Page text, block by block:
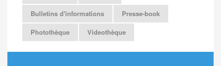
Bulletins d'informations
Presse-book
Photothèque
Videothèque